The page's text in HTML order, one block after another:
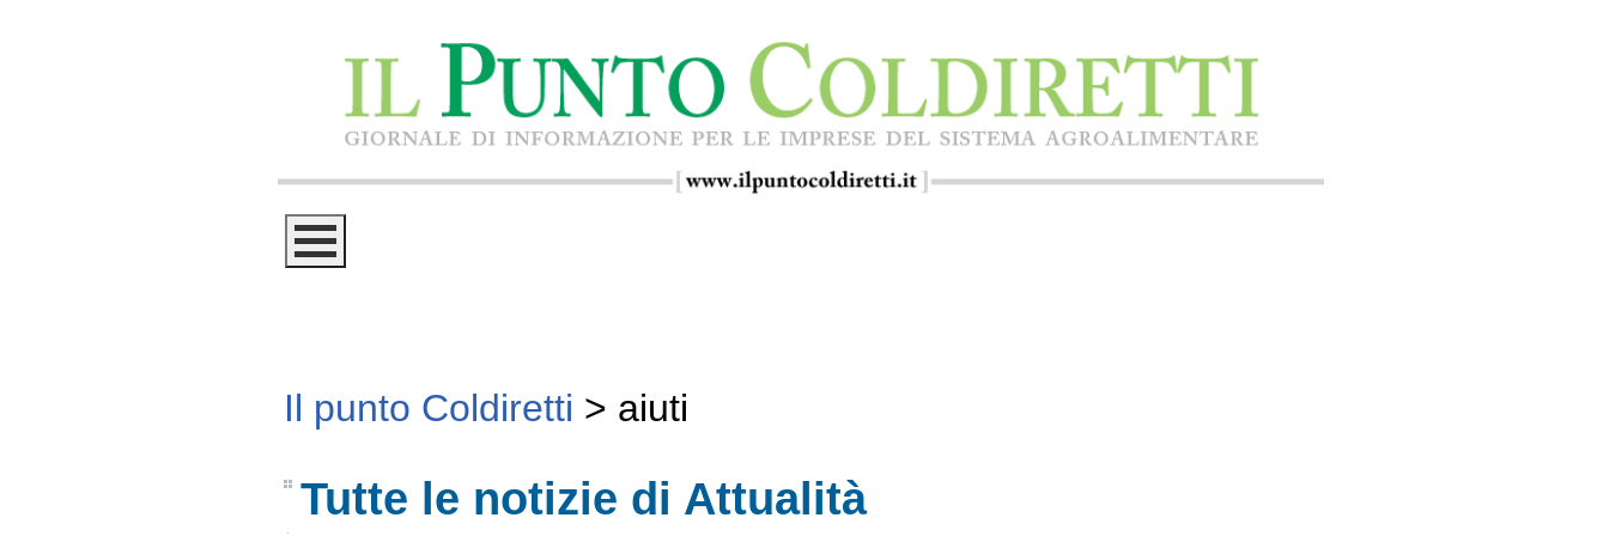
Il punto Coldiretti > aiuti
Tutte le notizie di Attualità